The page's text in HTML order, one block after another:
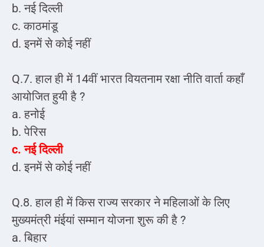
b. नई दिल्ली
c. काठमांडू
d. इनमें से कोई नहीं
Q.7. हाल ही में 14वीं भारत वियतनाम रक्षा नीति वार्ता कहाँ
आयोजित हुयी है ?
a. हनोई
b. पेरिस
c. नई दिल्ली
d. इनमें से कोई नहीं
Q.8. हाल ही में किस राज्य सरकार ने महिलाओं के लिए
मुख्यमंत्री मंईयां सम्मान योजना शुरू की है ?
a. बिहार